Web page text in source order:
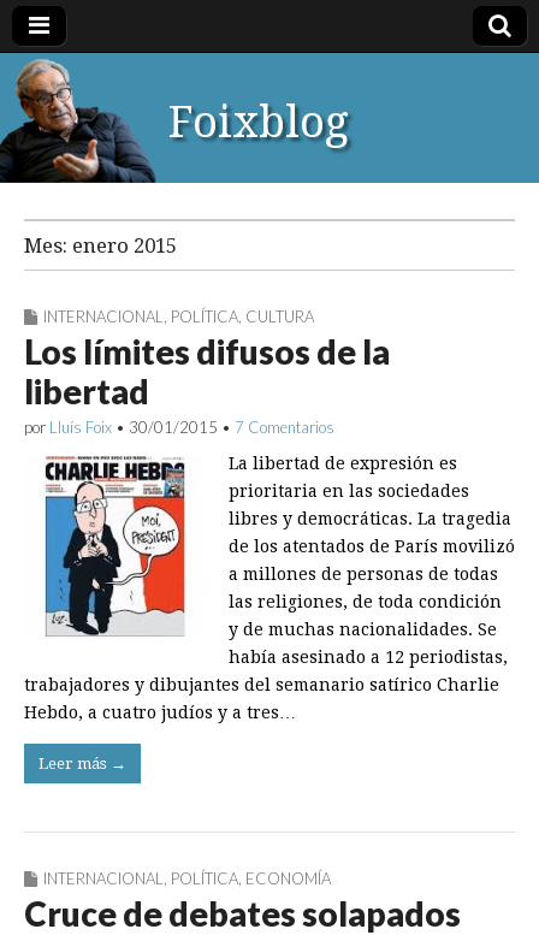
Foixblog
Mes: enero 2015
INTERNACIONAL POLÍTICA CULTURA
Los límites difusos de la
libertad
por Lluís Foix • 30/01/2015 • 7 Comentarios
La libertad de expresión es
prioritaria en las sociedades
libres y democráticas. La tragedia
de los atentados de París movilizó
a millones de personas de todas
las religiones, de toda condición
y de muchas nacionalidades. Se
había asesinado a 12 periodistas,
trabajadores y dibujantes del semanario satírico Charlie
Hebdo, a cuatro judíos y a tres…
Leer más →
INTERNACIONAL POLÍTICA ECONOMÍA
Cruce de debates solapados